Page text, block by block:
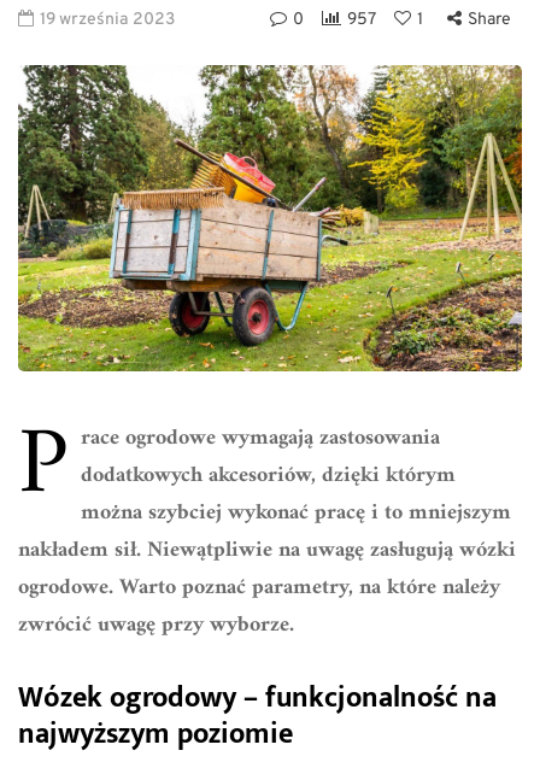
19 września 2023 0 957 1 Share
P race ogrodowe wymagają zastosowania
dodatkowych akcesoriów, dzięki którym
można szybciej wykonać pracę i to mniejszym
nakładem sił. Niewątpliwie na uwagę zasługują wózki
ogrodowe. Warto poznać parametry, na które należy
zwrócić uwagę przy wyborze.
Wózek ogrodowy – funkcjonalność na
najwyższym poziomie